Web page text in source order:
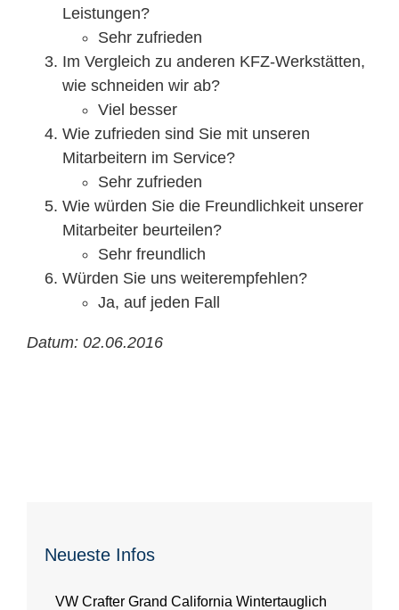
Leistungen?
Sehr zufrieden
Im Vergleich zu anderen KFZ-Werkstätten,
wie schneiden wir ab?
Viel besser
Wie zufrieden sind Sie mit unseren
Mitarbeitern im Service?
Sehr zufrieden
Wie würden Sie die Freundlichkeit unserer
Mitarbeiter beurteilen?
Sehr freundlich
Würden Sie uns weiterempfehlen?
Ja, auf jeden Fall
Datum: 02.06.2016
Neueste Infos
VW Crafter Grand California Wintertauglich